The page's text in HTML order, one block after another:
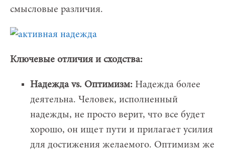
смысловые различия.
Ключевые отличия и сходства:
Надежда vs. Оптимизм: Надежда более
деятельна. Человек, исполненный
надежды, не просто верит, что все будет
хорошо, он ищет пути и прилагает усилия
для достижения желаемого. Оптимизм же